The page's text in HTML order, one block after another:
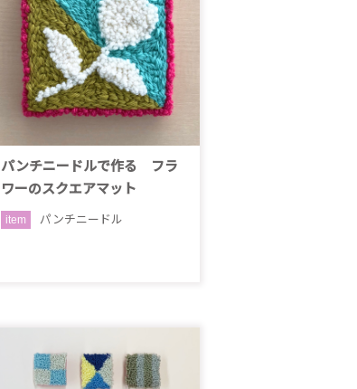
パンチニードルで作る フラ
ワーのスクエアマット
item パンチニードル